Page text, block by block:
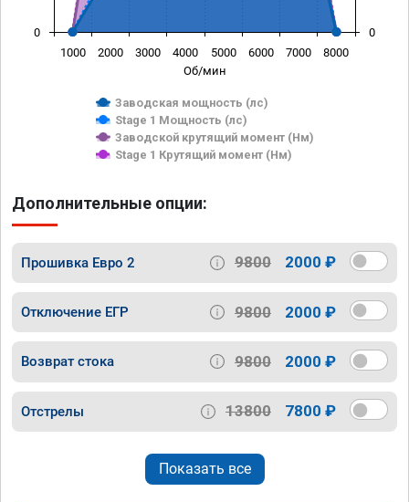
Об/мин
Заводская мощность (лс)
Stage 1 Мощность (лс)
Заводской крутящий момент (Нм)
Stage 1 Крутящий момент (Нм)
1000 2000 3000 4000 5000 6000 7000 8000
0 0
Дополнительные опции:
Прошивка Евро 2 9800 2000 ₽
Отключение ЕГР 9800 2000 ₽
Возврат стока 9800 2000 ₽
Отстрелы 13800 7800 ₽
Показать все